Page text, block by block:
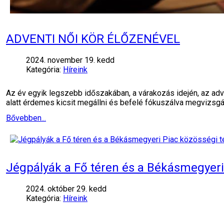
ADVENTI NŐI KÖR ÉLŐZENÉVEL
2024. november 19. kedd
Kategória: Híreink
Az év egyik legszebb időszakában, a várakozás idején, az
alatt érdemes kicsit megállni és befelé fókuszálva
Bővebben...
Jégpályák a Fő téren és a
2024. október 29. kedd
Kategória: Híreink